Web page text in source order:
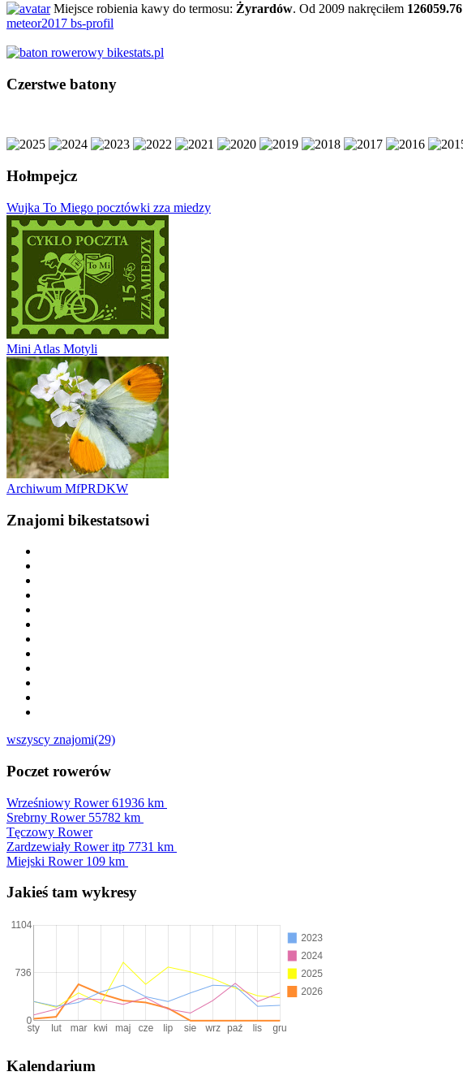
Miejsce robienia kawy do termosu: Żyrardów. Od 2009 nakręciłem 126059.76
meteor2017 bs-profil
Czerstwe batony
Hołmpejcz
Wujka To Miego pocztówki zza miedzy
Mini Atlas Motyli
Archiwum MfPRDKW
Znajomi bikestatsowi
wszyscy znajomi(29)
Poczet rowerów
Wrześniowy Rower61936 km
Srebrny Rower 55782 km
Tęczowy Rower
Zardzewiały Rower itp 7731 km
Miejski Rower 109 km
Jakieś tam wykresy
Kalendarium